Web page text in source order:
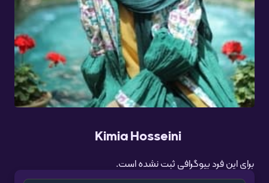
Kimia Hosseini
برای این فرد بیوگرافی ثبت نشده است.